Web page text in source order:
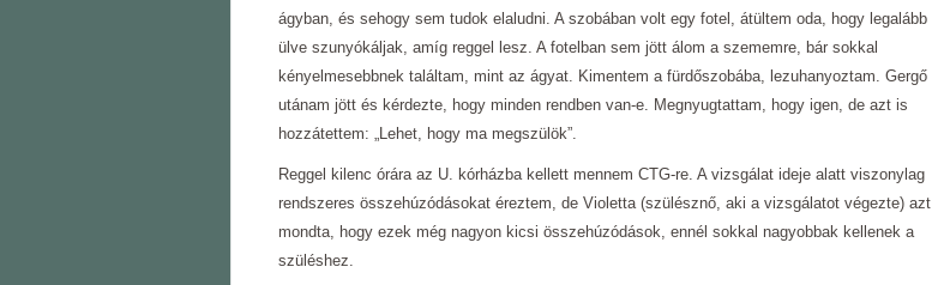
ágyban, és sehogy sem tudok elaludni. A szobában volt egy fotel, átültem oda, hogy legalább
ülve szunyókáljak, amíg reggel lesz. A fotelban sem jött álom a szememre, bár sokkal
kényelmesebbnek találtam, mint az ágyat. Kimentem a fürdőszobába, lezuhanyoztam. Gergő
utánam jött és kérdezte, hogy minden rendben van-e. Megnyugtattam, hogy igen, de azt is
hozzátettem: „Lehet, hogy ma megszülök”.
Reggel kilenc órára az U. kórházba kellett mennem CTG-re. A vizsgálat ideje alatt viszonylag
rendszeres összehúzódásokat éreztem, de Violetta (szülésznő, aki a vizsgálatot végezte) azt
mondta, hogy ezek még nagyon kicsi összehúzódások, ennél sokkal nagyobbak kellenek a
szüléshez.